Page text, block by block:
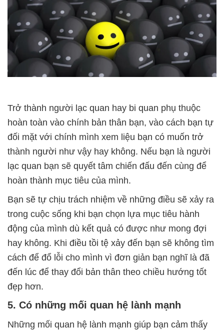
Trở thành người lạc quan hay bi quan phụ thuộc
hoàn toàn vào chính bản thân bạn, vào cách bạn tự
đối mặt với chính mình xem liệu bạn có muốn trở
thành người như vậy hay không. Nếu bạn là người
lạc quan bạn sẽ quyết tâm chiến đấu đến cùng để
hoàn thành mục tiêu của mình.
Bạn sẽ tự chịu trách nhiệm về những điều sẽ xảy ra
trong cuộc sống khi bạn chọn lựa mục tiêu hành
động của mình dù kết quả có được như mong đợi
hay không. Khi điều tồi tệ xảy đến bạn sẽ không tìm
cách để đổ lỗi cho mình vì đơn giản bạn nghĩ là đã
đến lúc để thay đổi bản thân theo chiều hướng tốt
đẹp hơn.
5. Có những mối quan hệ lành mạnh
Những mối quan hệ lành mạnh giúp bạn cảm thấy